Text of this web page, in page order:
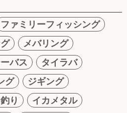
ファミリーフィッシング
メバリング
バス
タイラバ
グ
ジギング
り
イカメタル